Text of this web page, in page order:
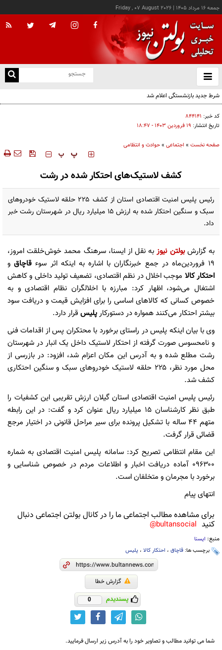
جمعه ۱۶ مرداد ۱۴۰۵ |
Friday , 07 August 2026
باز
و
شرط جدید بازنشستگی اعلام شد
کد خبر: ۸۴۴۱۴۱
تاریخ انتشار: ۱۹ فروردين ۱۴۰۳ - ۱۸:۴۷
صفحه نخست » اجتماعی »حوادث و انتظامی
‍‍‍ پ پ
کشف لاستیک‌های احتکار شده در رشت
رئیس پلیس امنیت اقتصادی استان از کشف ۲۲۵ حلقه لاستیک خودروهای
سبک و سنگین احتکار شده به ارزش ۱۵ میلیارد ریال در شهرستان رشت خبر
داد.
به گزارشبولتن نیوز به نقل از ایسنا، سرهنگ محمد خوش‌خلقت امروز،
۱۹ فروردین‌ماه در جمع خبرنگاران با اشاره به اینکه اثر سوء
قاچاق و
احتکار کالا موجب اخلال در نظم اقتصادی، تضعیف تولید داخلی و کاهش
اشتغال می‌شود، اظهار کرد: مبارزه با اخلالگران نظام اقتصادی و به
خصوص کسانی که کالاهای اساسی را برای افزایش قیمت و دریافت سود
بیشتر احتکار می‌کنند همواره در دستورکارپلیس قرار دارد.
وی با بیان اینکه پلیس در راستای برخورد با محتکران پس از اقدامات فنی
و نامحسوس صورت گرفته از احتکار لاستیک داخل یک انبار در شهرستان
رشت مطلع شده و به آدرس این مکان اعزام شد، افزود: در بازرسی از
محل مورد نظر، ۲۲۵ حلقه لاستیک خودروهای سبک و سنگین احتکاری
کشف شد.
رئیس پلیس امنیت اقتصادی استان گیلان ارزش تقریبی این کشفیات را
طبق نظر کارشناسان ۱۵ میلیارد ریال عنوان کرد و گفت: در این رابطه
متهم ۴۴ ساله با تشکیل پرونده برای سیر مراحل قانونی در اختیار مرجع
قضائی قرار گرفت.
این مقام انتظامی تصریح کرد: سامانه پلیس امنیت اقتصادی به شماره
۰۹۶۳۰۰ آماده دریافت اخبار و اطلاعات مردم در خصوص شناسایی و
برخورد با مجرمان و متخلفان است.
انتهای پیام
برای مشاهده مطالب اجتماعی ما را در کانال بولتن اجتماعی دنبال
کنید bultansocial@
منبع: ایسنا
برچسب ها: قاچاق ، احتکار کالا ، پلیس
گزارش خطا
پسندیدم 0
شما می توانید مطالب و تصاویر خود را به آدرس زیر ارسال فرمایید.